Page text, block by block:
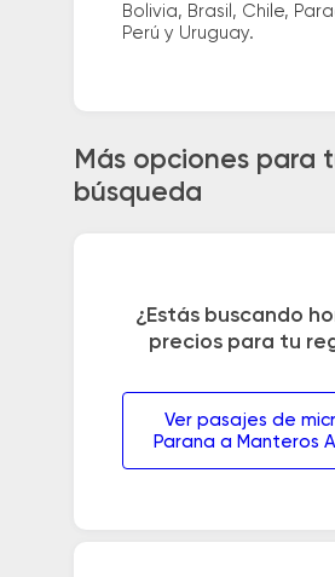
Bolivia, Brasil, Chile,
Perú y Uruguay.
Más opciones para
búsqueda
¿Estás buscando
precios para tu
Ver pasajes de
Parana a Manteros